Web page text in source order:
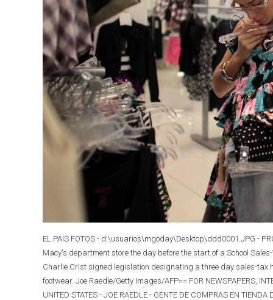
EL PAIS FOTOS - d:\usuarios\mgoday\Desktop\ddd0001.JPG -
Macy's department store the day before the start of a School
Charlie Crist signed legislation designating a three day sales-tax
footwear. Joe Raedle/Getty Images/AFP== FOR NEWSPAPERS,
UNITED STATES - JOE RAEDLE - GENTE DE COMPRAS EN